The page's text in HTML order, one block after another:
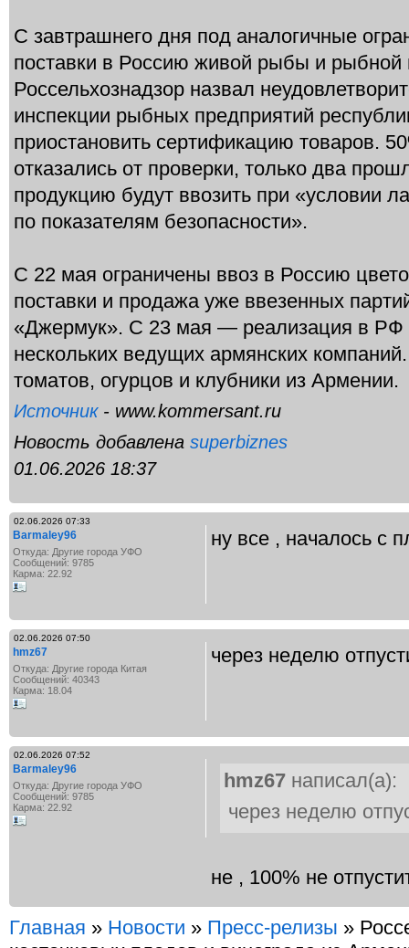
С завтрашнего дня под аналогичные
поставки в Россию живой рыбы и рыбной
Россельхознадзор назвал
инспекции рыбных предприятий
приостановить сертификацию товаров.
отказались от проверки, только два
продукцию будут ввозить при «условии
по показателям безопасности».
С 22 мая ограничены ввоз в Россию
поставки и продажа уже ввезенных
«Джермук». С 23 мая — реализация в РФ
нескольких ведущих армянских
томатов, огурцов и клубники из Армении.
Источник- www.kommersant.ru
Новость добавлена superbiznes
01.06.2026 18:37
02.06.2026 07:33
Barmaley96
Откуда: Другие города УФО
Сообщений: 9785
Карма: 22.92
ну все , началось с
02.06.2026 07:50
hmz67
Откуда: Другие города Китая
Сообщений: 40343
Карма: 18.04
через неделю
02.06.2026 07:52
Barmaley96
Откуда: Другие города УФО
Сообщений: 9785
Карма: 22.92
hmz67 написал(а):
через неделю
не , 100% не
Главная » Новости » Пресс-релизы »